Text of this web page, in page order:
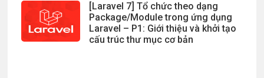
[Laravel 7] Tổ chức theo dạng
Package/Module trong ứng dụng
Laravel – P1: Giới thiệu và khởi tạo
cấu trúc thư mục cơ bản